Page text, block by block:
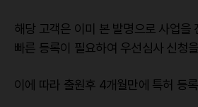
해당 고객은 이미 본 발명으로 사업을
빠른 등록이 필요하여 우선심사 신청
이에 따라 출원후 4개월만에 특허 등